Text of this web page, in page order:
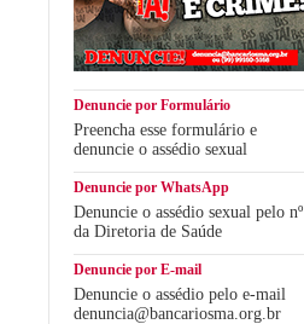
Denuncie por Formulário
Preencha esse formulário e
denuncie o assédio sexual
Denuncie por WhatsApp
Denuncie o assédio sexual pelo nº
da Diretoria de Saúde
Denuncie por E-mail
Denuncie o assédio pelo e-mail
denuncia@bancariosma.org.br